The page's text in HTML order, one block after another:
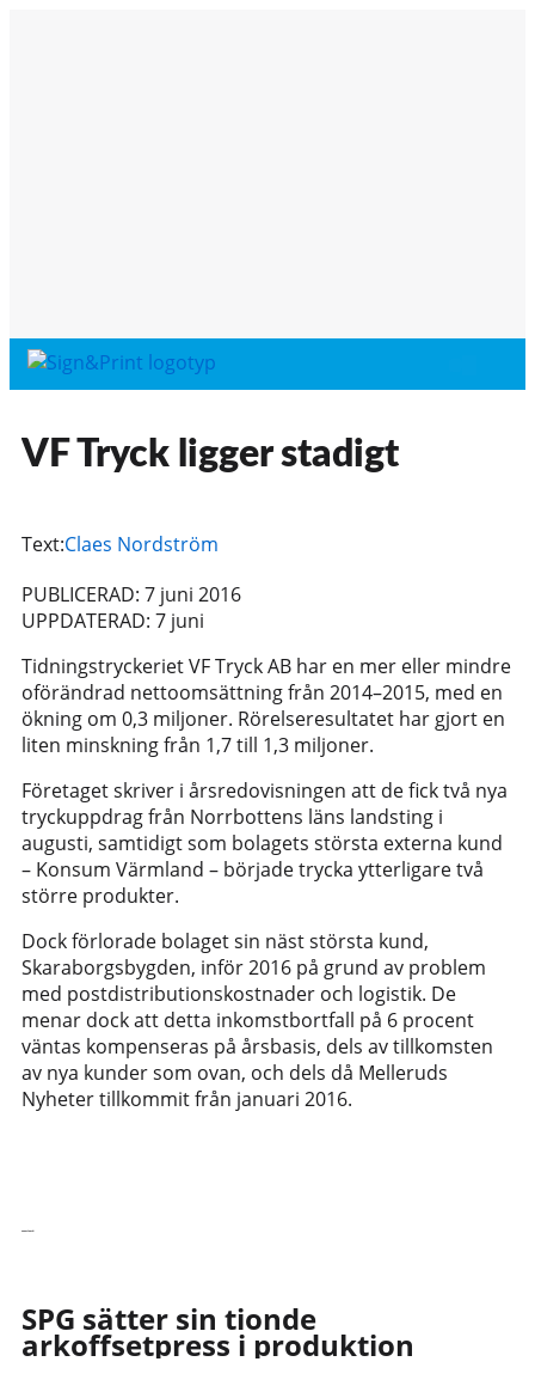
VF Tryck ligger stadigt
Text:Claes Nordström
PUBLICERAD: 7 juni 2016
UPPDATERAD: 7 juni
Tidningstryckeriet VF Tryck AB har en mer eller mindre
oförändrad nettoomsättning från 2014–2015, med en
ökning om 0,3 miljoner. Rörelseresultatet har gjort en
liten minskning från 1,7 till 1,3 miljoner.
Företaget skriver i årsredovisningen att de fick två nya
tryckuppdrag från Norrbottens läns landsting i
augusti, samtidigt som bolagets största externa kund
– Konsum Värmland – började trycka ytterligare två
större produkter.
Dock förlorade bolaget sin näst största kund,
Skaraborgsbygden, inför 2016 på grund av problem
med postdistributionskostnader och logistik. De
menar dock att detta inkomstbortfall på 6 procent
väntas kompenseras på årsbasis, dels av tillkomsten
av nya kunder som ovan, och dels då Melleruds
Nyheter tillkommit från januari 2016.
SPG sätter sin tionde
arkoffsetpress i produktion